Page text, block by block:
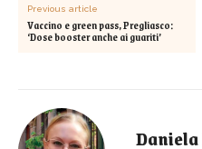
Previous article
Vaccino e green pass, Pregliasco:
‘Dose booster anche ai guariti’